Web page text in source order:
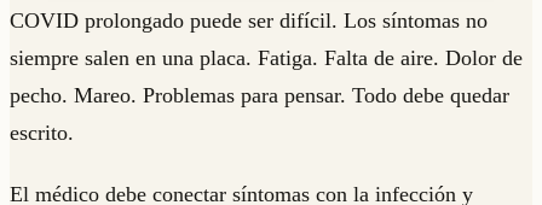
COVID prolongado puede ser difícil. Los síntomas no
siempre salen en una placa. Fatiga. Falta de aire. Dolor de
pecho. Mareo. Problemas para pensar. Todo debe quedar
escrito.
El médico debe conectar síntomas con la infección y